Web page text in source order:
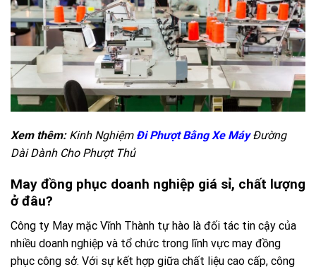
Xem thêm:Kinh Nghiệm Đi Phượt Bằng Xe MáyĐường
Dài Dành Cho Phượt Thủ
May đồng phục doanh nghiệp giá sỉ, chất lượng
ở đâu?
Công ty May mặc Vĩnh Thành tự hào là đối tác tin cậy của
nhiều doanh nghiệp và tổ chức trong lĩnh vực may đồng
phục công sở. Với sự kết hợp giữa chất liệu cao cấp, công